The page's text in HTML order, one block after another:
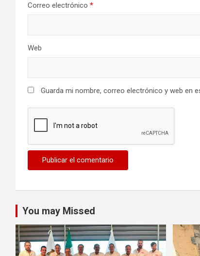
Correo electrónico *
Web
Guarda mi nombre, correo electrónico y web en
You may Missed